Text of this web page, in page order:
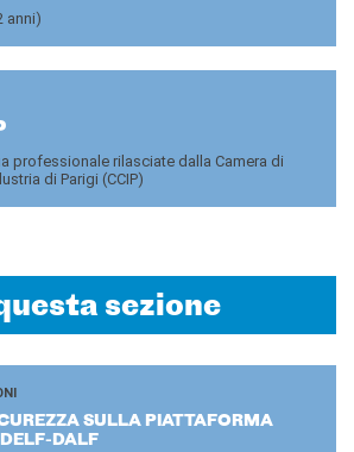
anni)
professionale rilasciate dalla Camera di
di Parigi (CCIP)
sezione
SULLA PIAT­TA­FOR­MA
​DALF